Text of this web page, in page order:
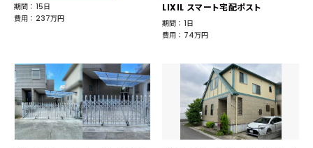
期間 ： 15日
費用 ： 237万円
LIXIL スマート宅配ポスト
期間 ： 1日
費用 ： 74万円